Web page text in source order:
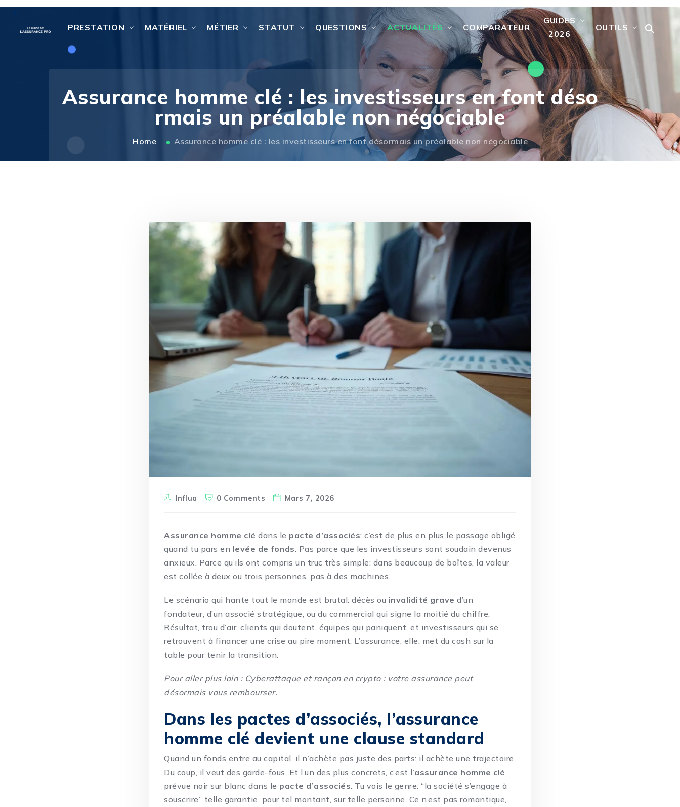
PRESTATION MATÉRIEL MÉTIER STATUT QUESTIONS ACTUALITÉS COMPARATEUR
GUIDES
2026
OUTILS
Assurance homme clé : les investisseurs en font déso
rmais un préalable non négociable
Home Assurance homme clé : les investisseurs en font désormais un préalable non négociable
Influa 0 Comments Mars 7, 2026
Assurance homme clé dans le pacte d’associés: c’est de plus en plus le passage obligé
quand tu pars en levée de fonds . Pas parce que les investisseurs sont soudain devenus
anxieux. Parce qu’ils ont compris un truc très simple: dans beaucoup de boîtes, la valeur
est collée à deux ou trois personnes, pas à des machines.
Le scénario qui hante tout le monde est brutal: décès ou invalidité grave d’un
fondateur, d’un associé stratégique, ou du commercial qui signe la moitié du chiffre.
Résultat, trou d’air, clients qui doutent, équipes qui paniquent, et investisseurs qui se
retrouvent à financer une crise au pire moment. L’assurance, elle, met du cash sur la
table pour tenir la transition.
Pour aller plus loin : Cyberattaque et rançon en crypto : votre assurance peut
désormais vous rembourser.
Dans les pactes d’associés, l’assurance
homme clé devient une clause standard
Quand un fonds entre au capital, il n’achète pas juste des parts: il achète une trajectoire.
Du coup, il veut des garde-fous. Et l’un des plus concrets, c’est l’assurance homme clé
prévue noir sur blanc dans le pacte d’associés . Tu vois le genre: “la société s’engage à
souscrire” telle garantie, pour tel montant, sur telle personne. Ce n’est pas romantique,